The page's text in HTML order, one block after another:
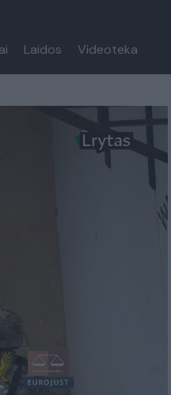
Laidos Videoteka